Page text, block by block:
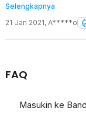
lumayan tinggi ke
aman lagi lah
Selengkapnya
21 Jan 2021, A*****o
FAQ
Masukin ke